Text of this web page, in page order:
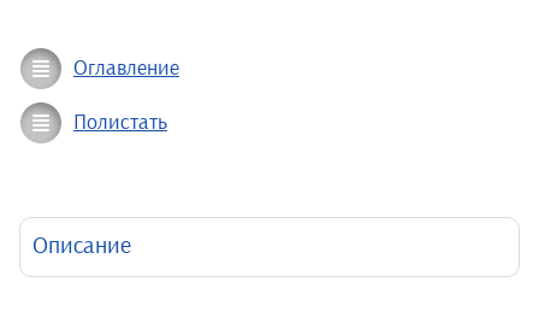
Оглавление
Полистать
Описание